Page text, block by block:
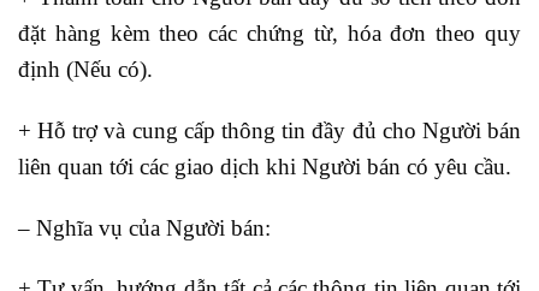
đặt hàng kèm theo các chứng từ, hóa đơn theo quy
định (Nếu có).
+ Hỗ trợ và cung cấp thông tin đầy đủ cho Người bán
liên quan tới các giao dịch khi Người bán có yêu cầu.
– Nghĩa vụ của Người bán: